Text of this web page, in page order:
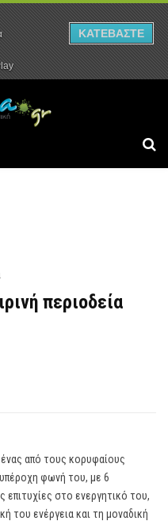
Ρεπορτάζ
περιοδεία
από τους κορυφαίους
φωνή του, με 6
επιτυχίες στο ενεργητικό του,
του ενέργεια και τη μοναδική
ΚΑΤΕΒΑΣΤΕ